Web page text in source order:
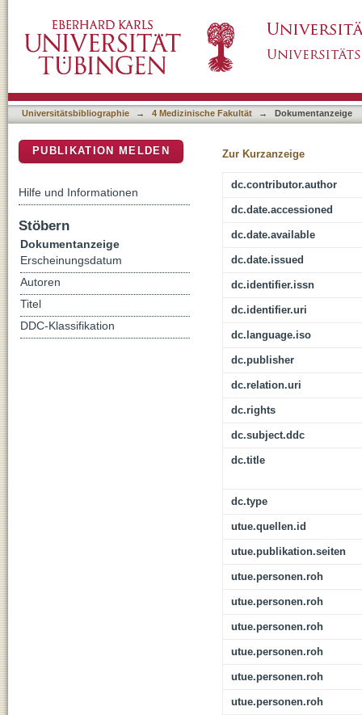
is an algorithm the answer?
Universitätsbibliographie → 4 Medizinische Fakultät → Dokumentanzeige
Zur Kurzanzeige
dc.contributor.author
dc.date.accessioned
dc.date.available
dc.date.issued
dc.identifier.issn
dc.identifier.uri
dc.language.iso
dc.publisher
dc.relation.uri
dc.rights
dc.subject.ddc
dc.title
dc.type
utue.quellen.id
utue.publikation.seiten
utue.personen.roh
utue.personen.roh
utue.personen.roh
utue.personen.roh
utue.personen.roh
utue.personen.roh
PUBLIKATION MELDEN
Hilfe und Informationen
Stöbern
Dokumentanzeige
Erscheinungsdatum
Autoren
Titel
DDC-Klassifikation